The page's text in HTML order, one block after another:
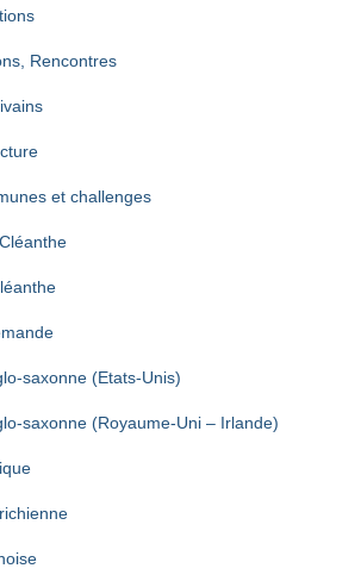
Rencontres
et challenges
saxonne (Etats-Unis)
saxonne (Royaume-Uni – Irlande)